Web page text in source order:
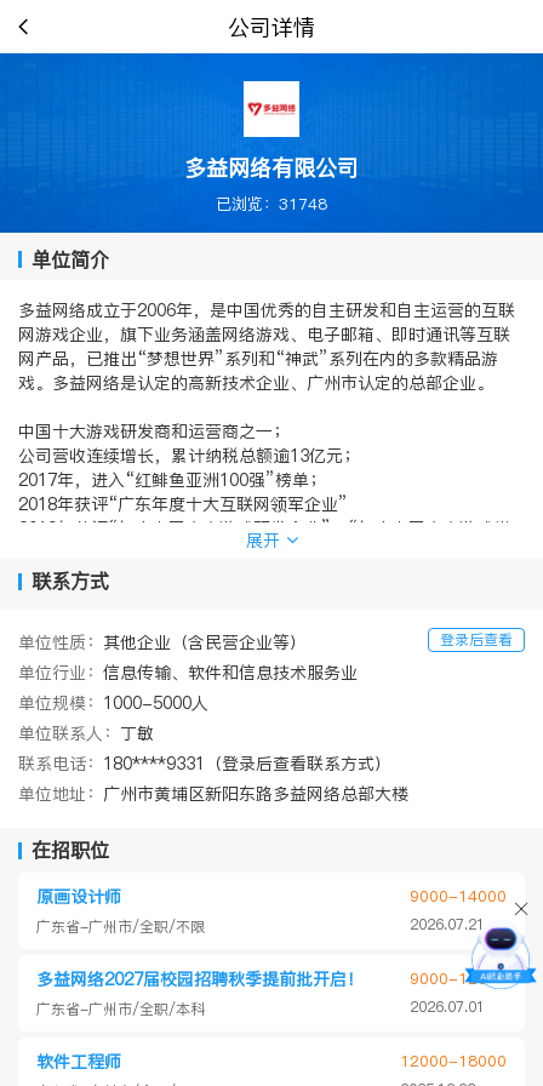
公司详情
多益网络有限公司
已浏览：31748
单位简介
多益网络成立于2006年，是中国优秀的自主研发和自主运营的互联
网游戏企业，旗下业务涵盖网络游戏、电子邮箱、即时通讯等互联
网产品，已推出“梦想世界”系列和“神武”系列在内的多款精品游
戏。多益网络是认定的高新技术企业、广州市认定的总部企业。
中国十大游戏研发商和运营商之一；
公司营收连续增长，累计纳税总额逾13亿元；
2017年，进入“红鲱鱼亚洲100强”榜单；
2018年获评“广东年度十大互联网领军企业”
2019年获评“年度中国十大游戏研发企业”、“年度中国十大游戏出
2021年第九次上榜由发布的中国互联网企业百强榜。
展开
联系方式
登录后查看
单位性质： 其他企业（含民营企业等）
单位行业： 信息传输、软件和信息技术服务业
单位规模： 1000-5000人
单位联系人： 丁敏
联系电话： 180****9331（登录后查看联系方式）
单位地址： 广州市黄埔区新阳东路多益网络总部大楼
在招职位
原画设计师
广东省-广州市/全职/不限
9000-14000
2026.07.21
多益网络2027届校园招聘秋季提前批开启！
广东省-广州市/全职/本科
9000-12000
2026.07.01
软件工程师 12000-18000